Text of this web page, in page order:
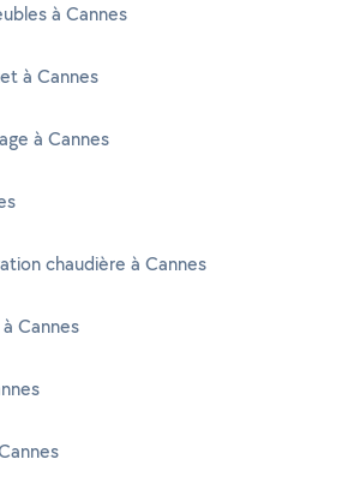
à Cannes
à Cannes
à Cannes
chaudière à Cannes
Cannes